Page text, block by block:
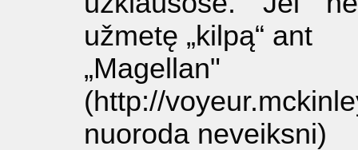
užmetę „kilpą“ ant
„Magellan"
(http://
nuoroda neveiksni)